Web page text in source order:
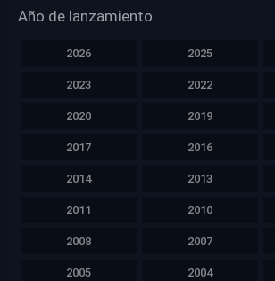
Año de lanzamiento
2026 2025
2023 2022
2020 2019
2017 2016
2014 2013
2011 2010
2008 2007
2005 2004